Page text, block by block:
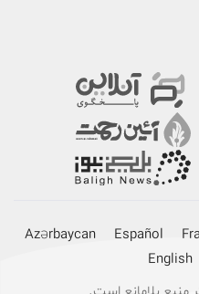
Español
Azərbaycan
English